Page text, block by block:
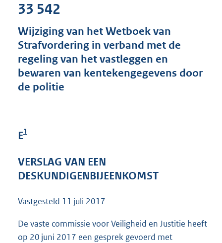
K
b
33 542
Wijziging van het Wetboek van
Strafvordering in verband met de
regeling van het vastleggen en
bewaren van kentekengegevens door
de politie
E1
VERSLAG VAN EEN
DESKUNDIGENBIJEENKOMST
Vastgesteld 11 juli 2017
De vaste commissie voor Veiligheid en Justitie heeft
op 20 juni 2017 een gesprek gevoerd met